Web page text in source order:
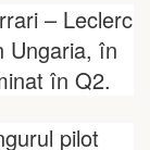
– Leclerc
Ungaria, în
în Q2.
pilot